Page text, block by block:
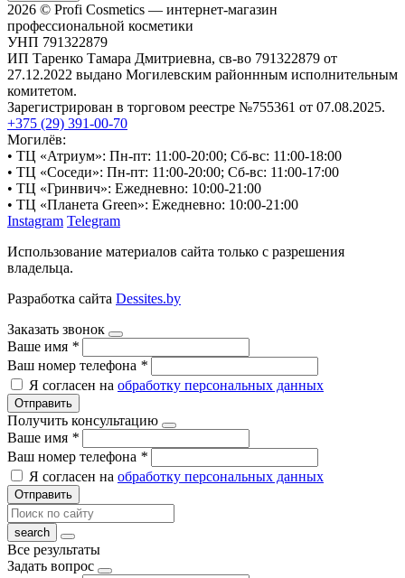
2026 © Profi Cosmetics — интернет-магазин
профессиональной косметики
УНП 791322879
ИП Таренко Тамара Дмитриевна, св-во 791322879 от
27.12.2022 выдано Могилевским районнным исполнительным
комитетом.
Зарегистрирован в торговом реестре №755361 от 07.08.2025.
+375 (29) 391-00-70
Могилёв:
• ТЦ «Атриум»: Пн-пт: 11:00-20:00; Сб-вс: 11:00-18:00
• ТЦ «Соседи»: Пн-пт: 11:00-20:00; Сб-вс: 11:00-17:00
• ТЦ «Гринвич»: Ежедневно: 10:00-21:00
• ТЦ «Планета Green»: Ежедневно: 10:00-21:00
Instagram Telegram
Использование материалов сайта только с разрешения
владельца.
Разработка сайта Dessites.by
Заказать звонок
Ваше имя *
Ваш номер телефона *
Я согласен на обработку персональных данных
Отправить
Получить консультацию
Ваше имя *
Ваш номер телефона *
Я согласен на обработку персональных данных
Отправить
Все результаты
Задать вопрос